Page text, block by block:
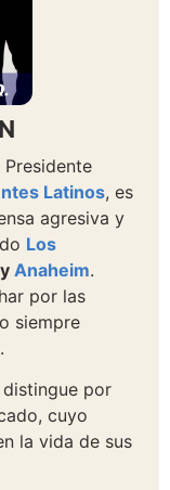
Latinos, es
agresiva y
Los
y Anaheim.
por las
siempre
por
cuyo
la vida de sus